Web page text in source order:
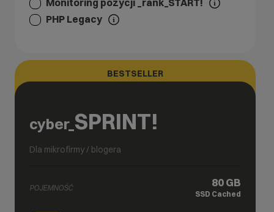
Monitoring pozycji _rank_START!
PHP Legacy
BESTSELLER
cyber_ SPRINT!
Dla mikrofirmy / blogera
POJEMNOŚĆ 80 GB
SSD Cached